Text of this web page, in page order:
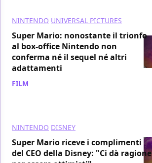
NINTENDO UNIVERSAL PICTURES
Super Mario: nonostante il trionfo
al box-office Nintendo non
conferma né il sequel né altri
adattamenti
FILM
NINTENDO DISNEY
Super Mario riceve i complimenti
del CEO della Disney: "Ci dà ragione